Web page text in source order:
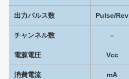
出力パルス数 Pulse/Rev
チャンネル数 –
電源電圧 Vcc
消費電流 mA